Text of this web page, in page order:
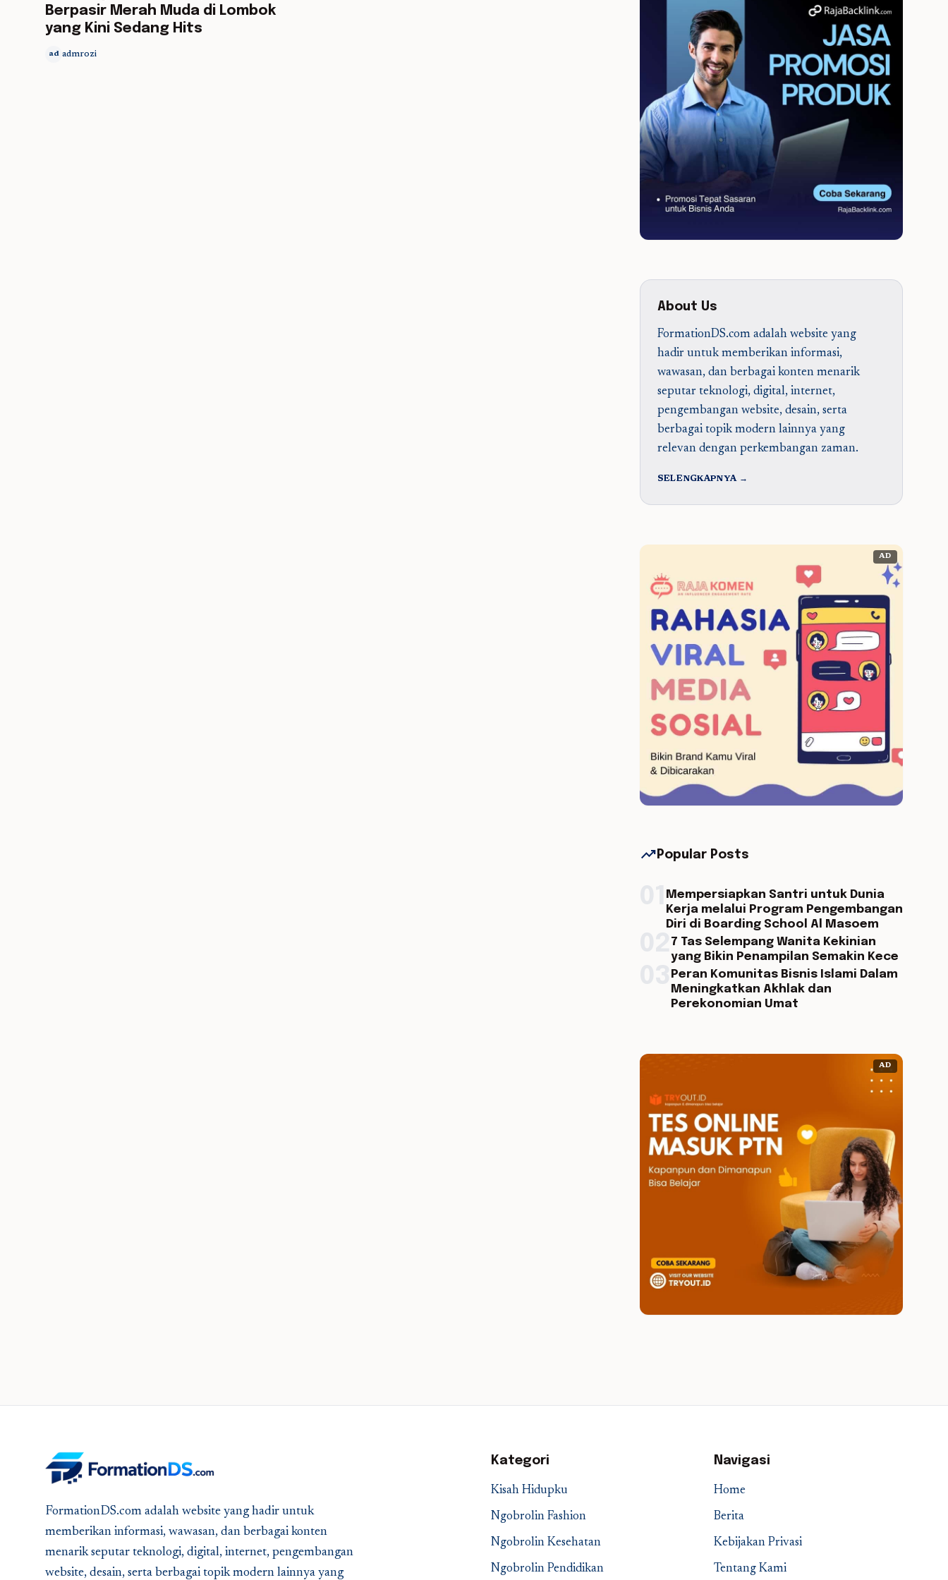
Berpasir Merah Muda di Lombok
yang Kini Sedang Hits
ad admrozi
About Us
FormationDS.com adalah website yang
hadir untuk memberikan informasi,
wawasan, dan berbagai konten menarik
seputar teknologi, digital, internet,
pengembangan website, desain, serta
berbagai topik modern lainnya yang
relevan dengan perkembangan zaman.
SELENGKAPNYA →
AD
trending_up Popular Posts
Mempersiapkan Santri untuk Dunia
Kerja melalui Program Pengembangan
Diri di Boarding School Al Masoem
7 Tas Selempang Wanita Kekinian
yang Bikin Penampilan Semakin Kece
Peran Komunitas Bisnis Islami Dalam
Meningkatkan Akhlak dan
Perekonomian Umat
AD
FormationDS.com adalah website yang hadir untuk
memberikan informasi, wawasan, dan berbagai konten
menarik seputar teknologi, digital, internet, pengembangan
website, desain, serta berbagai topik modern lainnya yang
Kategori
Kisah Hidupku
Ngobrolin Fashion
Ngobrolin Kesehatan
Ngobrolin Pendidikan
Navigasi
Home
Berita
Kebijakan Privasi
Tentang Kami